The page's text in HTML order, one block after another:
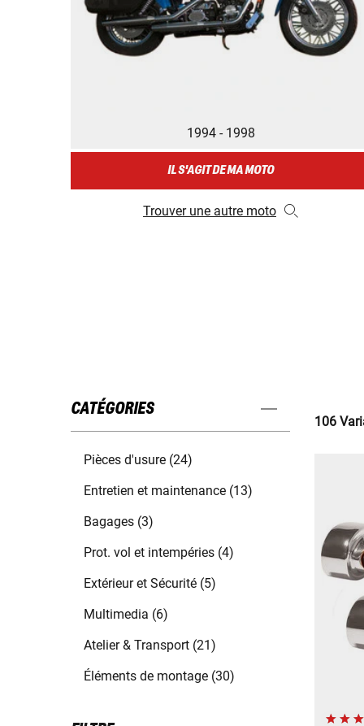
1994 - 1998
IL S'AGIT DE MA MOTO
Trouver une autre moto
CATÉGORIES
Pièces d'usure (24)
Entretien et maintenance (13)
Bagages (3)
Prot. vol et intempéries (4)
Extérieur et Sécurité (5)
Multimedia (6)
Atelier & Transport (21)
Éléments de montage (30)
106